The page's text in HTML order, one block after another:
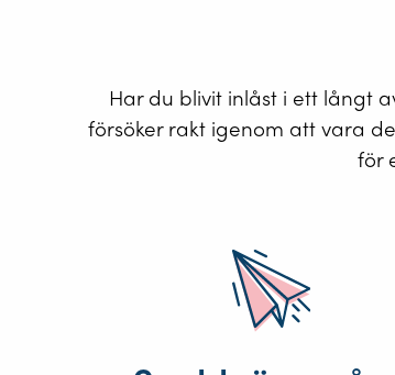
Har du blivit inlåst i ett långt
försöker rakt igenom att vara
för